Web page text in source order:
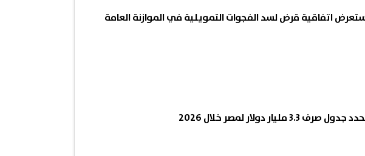
اتفاقية قرض لسد الفجوات التمويلية في الموازنة العامة
دولار لمصر خلال 2026